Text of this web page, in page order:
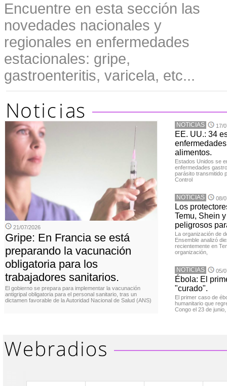
Encuentre en esta sección las
novedades nacionales y
regionales en enfermedades
estacionales: gripe,
gastroenteritis, varicela, etc...
21/07/2026
Gripe: En Francia se está
preparando la vacunación
obligatoria para los
trabajadores sanitarios.
El gobierno se prepara para implementar la vacunación
antigripal obligatoria para el personal sanitario, tras un
dictamen favorable de la Autoridad Nacional de Salud (ANS)
NOTICIAS 17/
EE. UU.: 34
alimentos.
Estados Unidos se
enfermedades
parásito transmitido
Control
NOTICIAS 08/
Los
Temu, Shein
peligrosos
La organización de
Ensemble analizó
recientemente en
organización,
NOTICIAS 05/
Ébola: El
"curado".
El primer caso de
humanitario que
Congo el 23 de